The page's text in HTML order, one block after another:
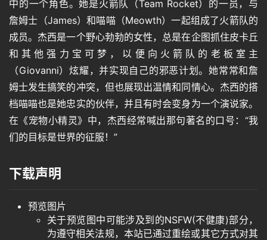
专
题
教
程
其
登录 注册
中的一个角色。她是火箭队（Team Rocket）的一员，与
詹姆士（James）和喵喵（Meowth）一起组成了火箭队的
成员。杰西是一个野心勃勃的女性，总是在企图抓住皮卡丘
和其他强力宝可梦，以便向火箭队的老板室主
（Giovanni）炫耀，并实现自己的邪恶计划。她常常和詹
姆士发生搞笑的冲突，但也展现出温情和同情心。杰西的搭
档喵喵也是她忠实的伙伴，并且有时会变身为一个演说家。
在《宠物小精灵》中，杰西经常喊出那句著名的口号：“我
们的目标是世界的征服！”
下载声明
预览图片
关于预览图中可能涉及到的NSFW(不健康)部分，
为遵守相关法规，本站已通过重绘或其它方式对其